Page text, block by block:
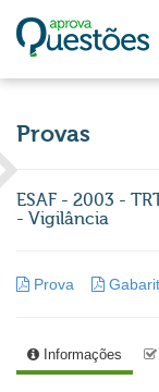
Provas
ESAF - 2003 -
- Vigilância
Prova
Informações